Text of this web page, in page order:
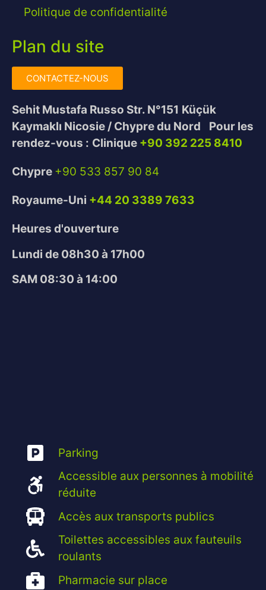
Politique de confidentialité
Plan du site
CONTACTEZ-NOUS
Sehit Mustafa Russo Str. N°151 Küçük
Kaymaklı Nicosie / Chypre du Nord
Pour les
rendez-vous : Clinique +90 392 225 8410
Chypre +90 533 857 90 84
Royaume-Uni +44 20 3389 7633
Heures d'ouverture
Lundi de 08h30 à 17h00
SAM 08:30 à 14:00
Parking
Accessible aux personnes à mobilité
réduite
Accès aux transports publics
Toilettes accessibles aux fauteuils
roulants
Pharmacie sur place